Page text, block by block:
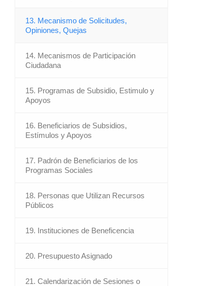
13. Mecanismo de Solicitudes,
Opiniones, Quejas
14. Mecanismos de Participación
Ciudadana
15. Programas de Subsidio, Estimulo y
Apoyos
16. Beneficiarios de Subsidios,
Estímulos y Apoyos
17. Padrón de Beneficiarios de los
Programas Sociales
18. Personas que Utilizan Recursos
Públicos
19. Instituciones de Beneficencia
20. Presupuesto Asignado
21. Calendarización de Sesiones o